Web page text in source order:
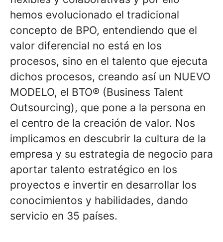
hemos evolucionado el tradicional
concepto de BPO, entendiendo que el
valor diferencial no está en los
procesos, sino en el talento que ejecuta
dichos procesos, creando así un NUEVO
MODELO, el BTO® (Business Talent
Outsourcing), que pone a la persona en
el centro de la creación de valor. Nos
implicamos en descubrir la cultura de la
empresa y su estrategia de negocio para
aportar talento estratégico en los
proyectos e invertir en desarrollar los
conocimientos y habilidades, dando
servicio en 35 países.